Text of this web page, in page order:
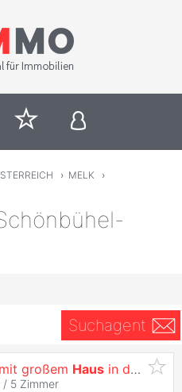
› MELK
›
Suchagent
großem Haus in der Wachau/ Langegg
/ 5 Zimmer